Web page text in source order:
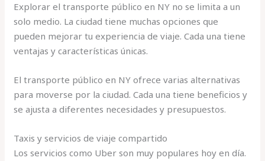
Explorar el transporte público en NY no se limita a un
solo medio. La ciudad tiene muchas opciones que
pueden mejorar tu experiencia de viaje. Cada una tiene
ventajas y características únicas.
El transporte público en NY ofrece varias alternativas
para moverse por la ciudad. Cada una tiene beneficios y
se ajusta a diferentes necesidades y presupuestos.
Taxis y servicios de viaje compartido
Los servicios como Uber son muy populares hoy en día.